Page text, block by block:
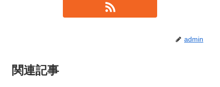
admin
関連記事